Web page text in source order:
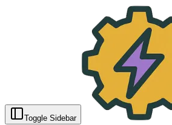
Convertisseur WebP en PNG – Outil en
Русский
Toggle Sidebar